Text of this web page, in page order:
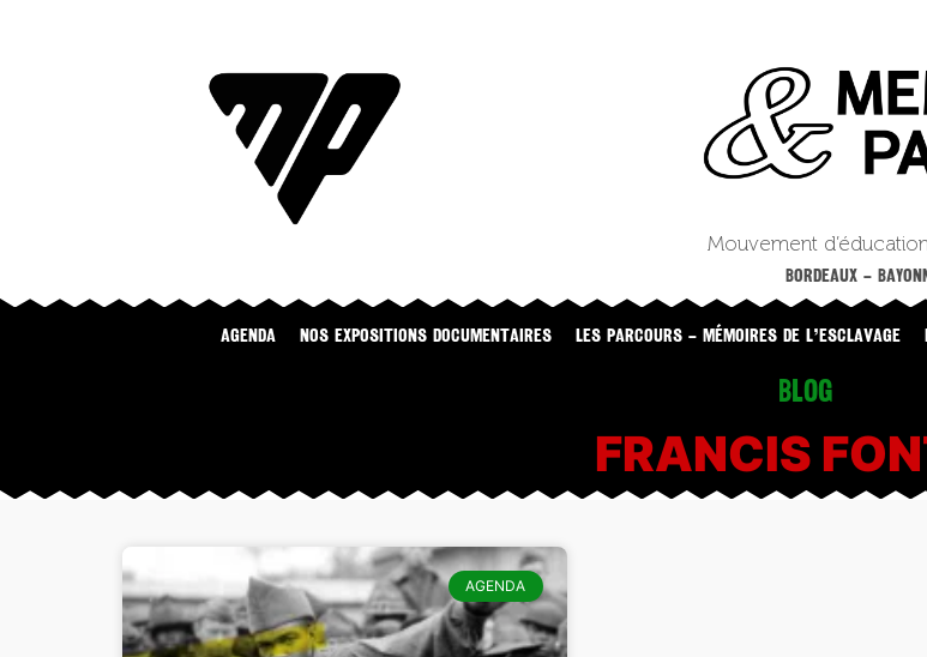
Mouvement
BORDEAUX –
Agenda NOS EXPOSITIONS DOCUMENTAIRES LES PARCOURS – MÉMOIRES DE L’ESCLAVAGE
Blog
FRANCIS
AGENDA